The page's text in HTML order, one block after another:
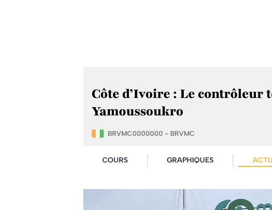
Côte d’Ivoire : Le contrôleur
Yamoussoukro
BRVMC0000000 - BRVMC
COURS GRAPHIQUES